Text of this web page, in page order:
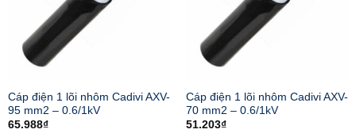
Cáp điện 1 lõi nhôm Cadivi AXV-
95 mm2 – 0.6/1kV
65.988₫
Cáp điện 1 lõi nhôm Cadivi AXV-
70 mm2 – 0.6/1kV
51.203₫